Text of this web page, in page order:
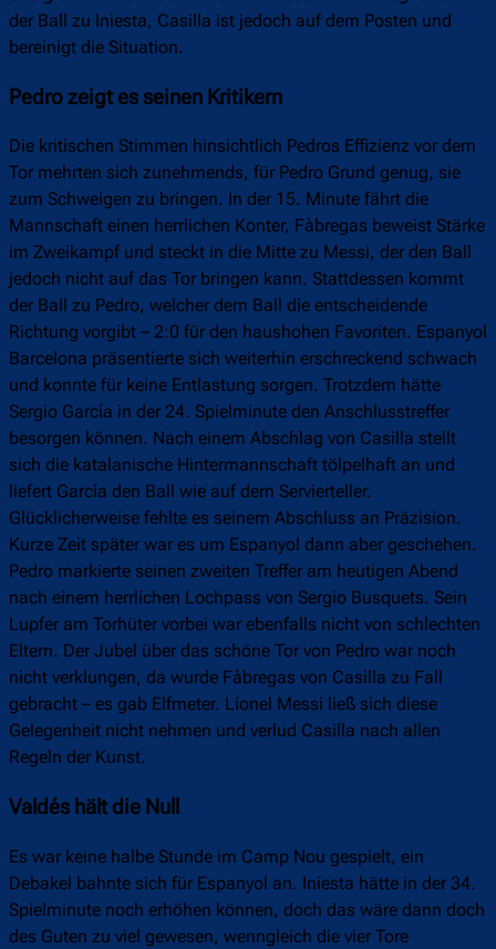
der Ball zu Iniesta, Casilla ist jedoch auf dem Posten und
bereinigt die Situation.
Pedro zeigt es seinen Kritikern
Die kritischen Stimmen hinsichtlich Pedros Effizienz vor dem
Tor mehrten sich zunehmends, für Pedro Grund genug, sie
zum Schweigen zu bringen. In der 15. Minute fährt die
Mannschaft einen herrlichen Konter, Fàbregas beweist Stärke
im Zweikampf und steckt in die Mitte zu Messi, der den Ball
jedoch nicht auf das Tor bringen kann. Stattdessen kommt
der Ball zu Pedro, welcher dem Ball die entscheidende
Richtung vorgibt – 2:0 für den haushohen Favoriten. Espanyol
Barcelona präsentierte sich weiterhin erschreckend schwach
und konnte für keine Entlastung sorgen. Trotzdem hätte
Sergio García in der 24. Spielminute den Anschlusstreffer
besorgen können. Nach einem Abschlag von Casilla stellt
sich die katalanische Hintermannschaft tölpelhaft an und
liefert García den Ball wie auf dem Servierteller.
Glücklicherweise fehlte es seinem Abschluss an Präzision.
Kurze Zeit später war es um Espanyol dann aber geschehen.
Pedro markierte seinen zweiten Treffer am heutigen Abend
nach einem herrlichen Lochpass von Sergio Busquets. Sein
Lupfer am Torhüter vorbei war ebenfalls nicht von schlechten
Eltern. Der Jubel über das schöne Tor von Pedro war noch
nicht verklungen, da wurde Fàbregas von Casilla zu Fall
gebracht – es gab Elfmeter. Lionel Messi ließ sich diese
Gelegenheit nicht nehmen und verlud Casilla nach allen
Regeln der Kunst.
Valdés hält die Null
Es war keine halbe Stunde im Camp Nou gespielt, ein
Debakel bahnte sich für Espanyol an. Iniesta hätte in der 34.
Spielminute noch erhöhen können, doch das wäre dann doch
des Guten zu viel gewesen, wenngleich die vier Tore